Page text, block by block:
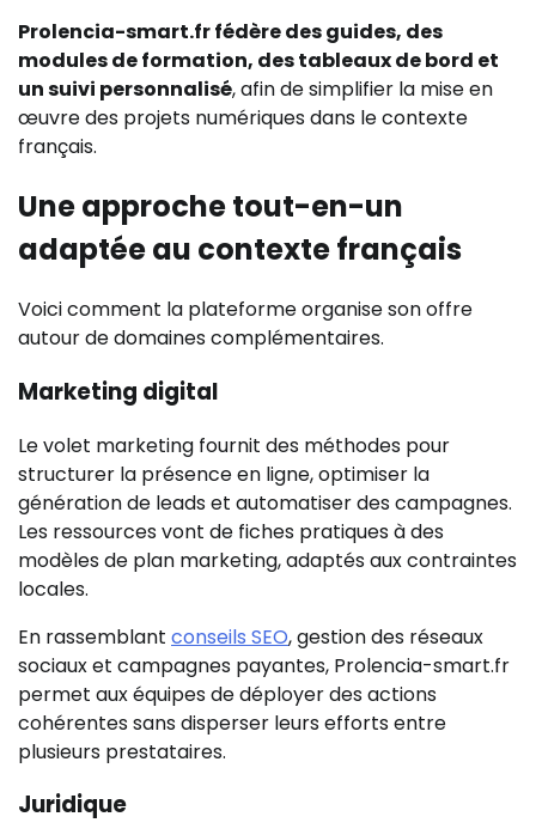
Prolencia-smart.fr fédère des guides, des
modules de formation, des tableaux de bord et
un suivi personnalisé, afin de simplifier la mise en
œuvre des projets numériques dans le contexte
français.
Une approche tout-en-un
adaptée au contexte français
Voici comment la plateforme organise son offre
autour de domaines complémentaires.
Marketing digital
Le volet marketing fournit des méthodes pour
structurer la présence en ligne, optimiser la
génération de leads et automatiser des campagnes.
Les ressources vont de fiches pratiques à des
modèles de plan marketing, adaptés aux contraintes
locales.
En rassemblant conseils SEO, gestion des réseaux
sociaux et campagnes payantes, Prolencia-smart.fr
permet aux équipes de déployer des actions
cohérentes sans disperser leurs efforts entre
plusieurs prestataires.
Juridique